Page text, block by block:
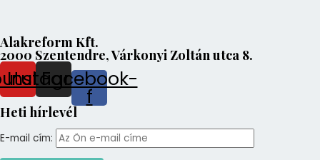
Alakreform Kft.
2000 Szentendre, Várkonyi Zoltán utca 8.
Instagram
Facebook-
f
Heti hírlevél
E-mail cím: